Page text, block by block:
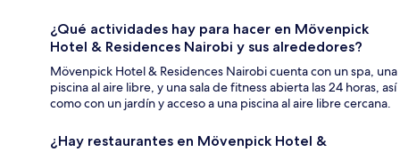
¿Qué actividades hay para hacer en Mövenpick
Hotel & Residences Nairobi y sus alrededores?
Mövenpick Hotel & Residences Nairobi cuenta con un spa, una
piscina al aire libre, y una sala de fitness abierta las 24 horas, así
como con un jardín y acceso a una piscina al aire libre cercana.
¿Hay restaurantes en Mövenpick Hotel &